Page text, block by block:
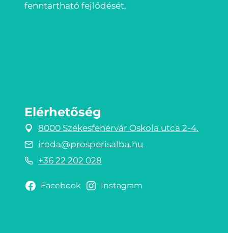
fenntartható fejlődését.
Elérhetőség
8000 Székesfehérvár Oskola utca 2-4.
iroda@prosperisalba.hu
+36 22 202 028
Facebook Instagram